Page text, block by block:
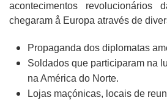
acontecimentos revolucionários
chegaram å Europa através de
Propaganda dos diplomatas
Soldados que participaram na
na América do Norte.
Lojas maçónicas, locais de